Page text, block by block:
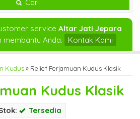
Cari
service Altar Jati Jepara
membantu Anda.
Kontak Kami
Kudus» Relief Perjamuan Kudus Klasik
Kudus Klasik
Tersedia